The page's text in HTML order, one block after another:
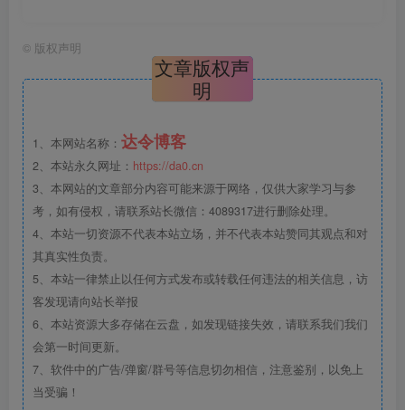
© 版权声明
文章版权声
明
1、本网站名称： 达令博客
2、本站永久网址： https://da0.cn
3、本网站的文章部分内容可能来源于网络，仅供大家学习与参
考，如有侵权，请联系站长微信：4089317进行删除处理。
4、本站一切资源不代表本站立场，并不代表本站赞同其观点和对
其真实性负责。
5、本站一律禁止以任何方式发布或转载任何违法的相关信息，访
客发现请向站长举报
6、本站资源大多存储在云盘，如发现链接失效，请联系我们我们
会第一时间更新。
7、软件中的广告/弹窗/群号等信息切勿相信，注意鉴别，以免上
当受骗！